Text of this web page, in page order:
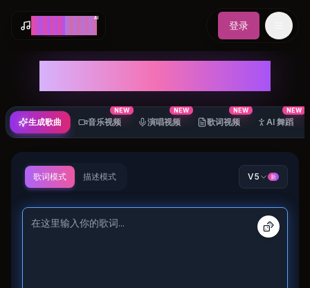
AI
登录
生成歌曲 音乐视频
NEW
演唱视频
NEW
歌词视频
NEW
AI 舞蹈
NEW
歌词模式 描述模式 V5 新